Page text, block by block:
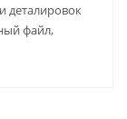
деталировок
файл,